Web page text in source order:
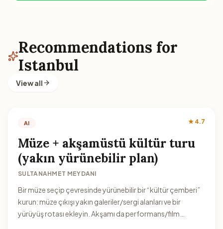
Recommendations for
Istanbul
View all
AI ★ 4.7
Müze + akşamüstü kültür turu
(yakın yürünebilir plan)
SULTANAHMET MEYDANI
Bir müze seçip çevresinde yürünebilir bir “kültür çemberi”
kurun: müze çıkışı yakın galeriler/sergi alanları ve bir
yürüyüş rotası ekleyin. Akşamı da performans/film